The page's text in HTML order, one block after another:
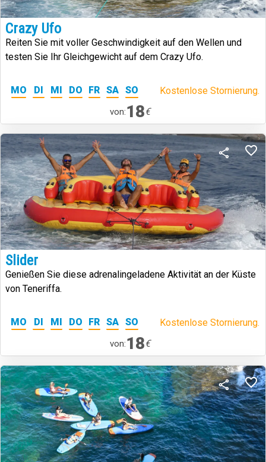
Crazy Ufo
Reiten Sie mit voller Geschwindigkeit auf den Wellen und
testen Sie Ihr Gleichgewicht auf dem Crazy Ufo.
MO DI MI DO FR SA SO Kostenlose Stornierung.
von:18€
Slider
Genießen Sie diese adrenalingeladene Aktivität an der Küste
von Teneriffa.
MO DI MI DO FR SA SO Kostenlose Stornierung.
von:18€